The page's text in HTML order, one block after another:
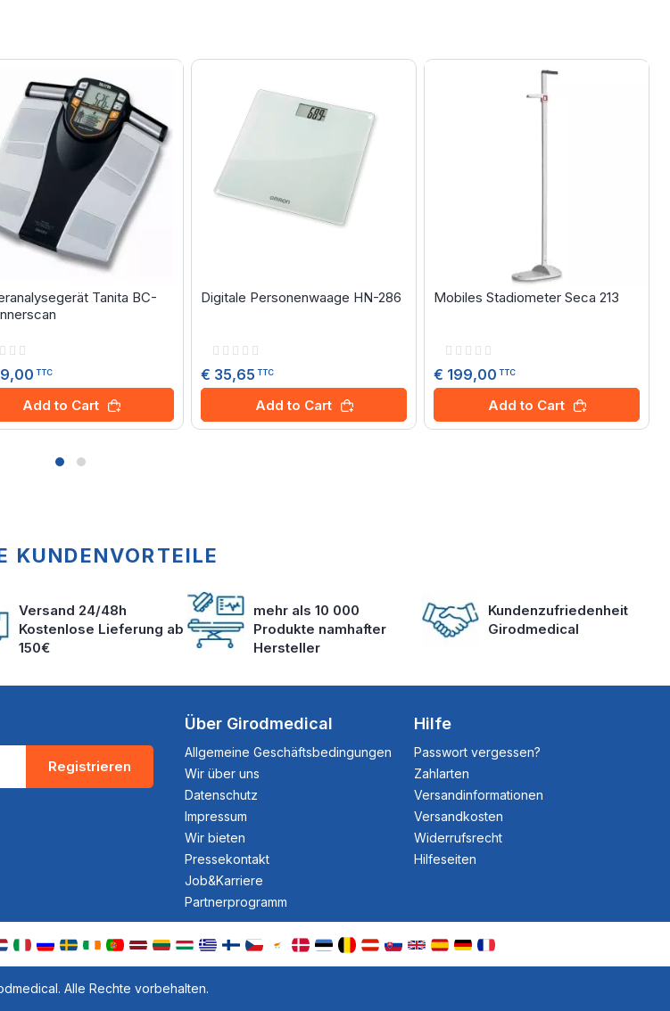
Tanita BC-
TTC
Add to Cart
Digitale Personenwaage HN-286
Rating:
€ 35,65 TTC
Add to Cart
Mobiles Stadiometer Seca 213
Rating:
€ 199,00 TTC
Add to Cart
KUNDENVORTEILE
Versand 24/48h
Kostenlose Lieferung ab
150€
mehr als 10 000
Produkte namhafter
Hersteller
Kundenzufriedenheit
Girodmedical
Registrieren
Über Girodmedical
Allgemeine Geschäftsbedingungen
Wir über uns
Datenschutz
Impressum
Wir bieten
Pressekontakt
Job&Karriere
Partnerprogramm
Hilfe
Passwort vergessen?
Zahlarten
Versandinformationen
Versandkosten
Widerrufsrecht
Hilfeseiten
Alle Rechte vorbehalten.